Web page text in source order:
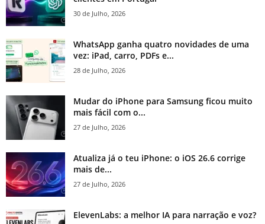
30 de Julho, 2026
WhatsApp ganha quatro novidades de uma
vez: iPad, carro, PDFs e...
28 de Julho, 2026
Mudar do iPhone para Samsung ficou muito
mais fácil com o...
27 de Julho, 2026
Atualiza já o teu iPhone: o iOS 26.6 corrige
mais de...
27 de Julho, 2026
ElevenLabs: a melhor IA para narração e voz?